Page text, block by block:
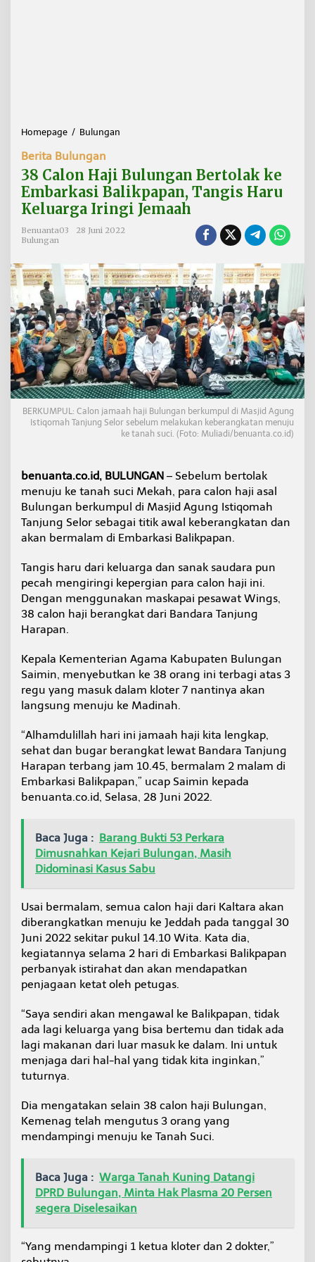
Homepage / Bulungan
a
l
o
n
H
a
B
u
l
u
n
g
a
n
B
e
r
t
o
l
k
m
b
a
k
s
i
B
k
p
a
p
T
a
n
i
a
r
u
e
l
r
g
a
I
n
g
i
J
a
h
Berita Bulungan
38 Calon Haji Bulungan Bertolak ke
Embarkasi Balikpapan, Tangis Haru
Keluarga Iringi Jemaah
Benuanta03
28 Juni 2022
Bulungan
BERKUMPUL: Calon jamaah haji Bulungan berkumpul di Masjid Agung
Istiqomah Tanjung Selor sebelum melakukan keberangkatan menuju
ke tanah suci. (Foto: Muliadi/benuanta.co.id)
benuanta.co.id, BULUNGAN – Sebelum bertolak
menuju ke tanah suci Mekah, para calon haji asal
Bulungan berkumpul di Masjid Agung Istiqomah
Tanjung Selor sebagai titik awal keberangkatan dan
akan bermalam di Embarkasi Balikpapan.
Tangis haru dari keluarga dan sanak saudara pun
pecah mengiringi kepergian para calon haji ini.
Dengan menggunakan maskapai pesawat Wings,
38 calon haji berangkat dari Bandara Tanjung
Harapan.
Kepala Kementerian Agama Kabupaten Bulungan
Saimin, menyebutkan ke 38 orang ini terbagi atas 3
regu yang masuk dalam kloter 7 nantinya akan
langsung menuju ke Madinah.
“Alhamdulillah hari ini jamaah haji kita lengkap,
sehat dan bugar berangkat lewat Bandara Tanjung
Harapan terbang jam 10.45, bermalam 2 malam di
Embarkasi Balikpapan,” ucap Saimin kepada
benuanta.co.id, Selasa, 28 Juni 2022.
Baca Juga : Barang Bukti 53 Perkara
Dimusnahkan Kejari Bulungan, Masih
Didominasi Kasus Sabu
Usai bermalam, semua calon haji dari Kaltara akan
diberangkatkan menuju ke Jeddah pada tanggal 30
Juni 2022 sekitar pukul 14.10 Wita. Kata dia,
kegiatannya selama 2 hari di Embarkasi Balikpapan
perbanyak istirahat dan akan mendapatkan
penjagaan ketat oleh petugas.
“Saya sendiri akan mengawal ke Balikpapan, tidak
ada lagi keluarga yang bisa bertemu dan tidak ada
lagi makanan dari luar masuk ke dalam. Ini untuk
menjaga dari hal-hal yang tidak kita inginkan,”
tuturnya.
Dia mengatakan selain 38 calon haji Bulungan,
Kemenag telah mengutus 3 orang yang
mendampingi menuju ke Tanah Suci.
Baca Juga : Warga Tanah Kuning Datangi
DPRD Bulungan, Minta Hak Plasma 20 Persen
segera Diselesaikan
“Yang mendampingi 1 ketua kloter dan 2 dokter,”